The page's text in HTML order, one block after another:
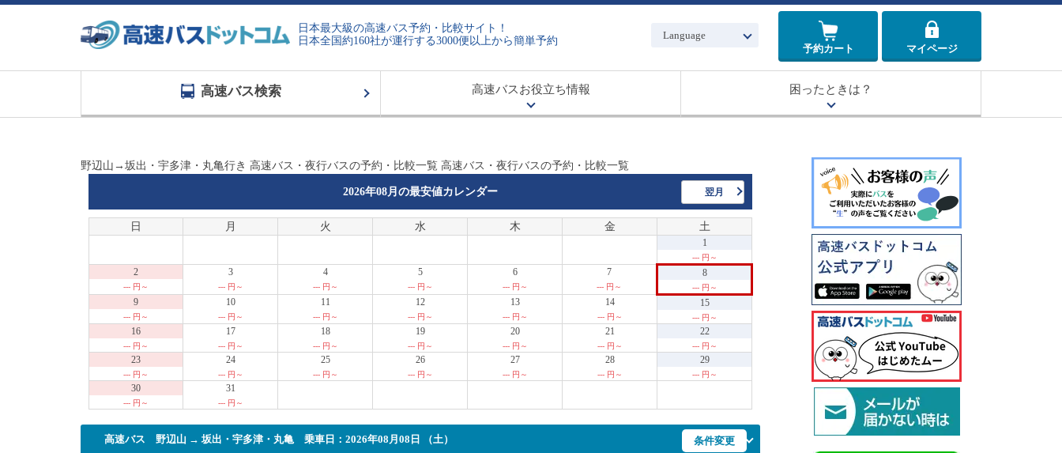
日本最大級の高速バス予約・比較サイト！
日本全国約160社が運行する3000便以上から簡単予約
Language
予約カート
マイページ
高速バス検索 高速バスお役立ち情報 困ったときは？
野辺山→坂出・宇多津・丸亀行き 高速バス・夜行バスの予約・比較一覧 高速バス・夜行バスの予約・比較一覧
2026年08月の最安値カレンダー 翌月
日 月 火 水 木 金 土
1
--- 円～
2
--- 円～
3
--- 円～
4
--- 円～
5
--- 円～
6
--- 円～
7
--- 円～
8
--- 円～
9
--- 円～
10
--- 円～
11
--- 円～
12
--- 円～
13
--- 円～
14
--- 円～
15
--- 円～
16
--- 円～
17
--- 円～
18
--- 円～
19
--- 円～
20
--- 円～
21
--- 円～
22
--- 円～
23
--- 円～
24
--- 円～
25
--- 円～
26
--- 円～
27
--- 円～
28
--- 円～
29
--- 円～
30
--- 円～
31
--- 円～
高速バス 野辺山 → 坂出・宇多津・丸亀乗車日：2026年08月08日 （土） 条件変更